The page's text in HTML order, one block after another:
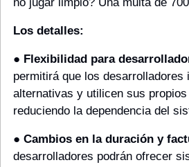
Los detalles:
● Flexibilidad para
permitirá que los desarrolladores
alternativas y utilicen sus
reduciendo la dependencia del
● Cambios en la duración y
desarrolladores podrán ofrecer